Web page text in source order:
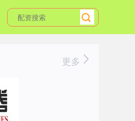
更多